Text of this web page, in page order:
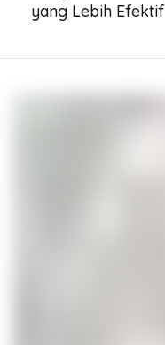
yang Lebih Efektif